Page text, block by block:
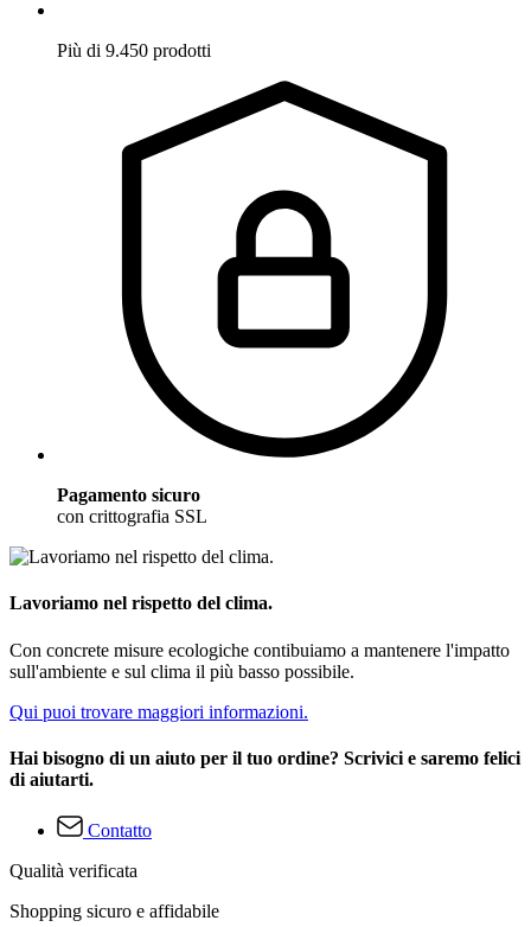
Più di 9.450 prodotti
Pagamento sicuro
con crittografia SSL
Lavoriamo nel rispetto del clima.
Con concrete misure ecologiche contibuiamo a mantenere l'impatto
sull'ambiente e sul clima il più basso possibile.
Qui puoi trovare maggiori informazioni.
Hai bisogno di un aiuto per il tuo ordine? Scrivici e saremo felici
di aiutarti.
Contatto
Qualità verificata
Shopping sicuro e affidabile